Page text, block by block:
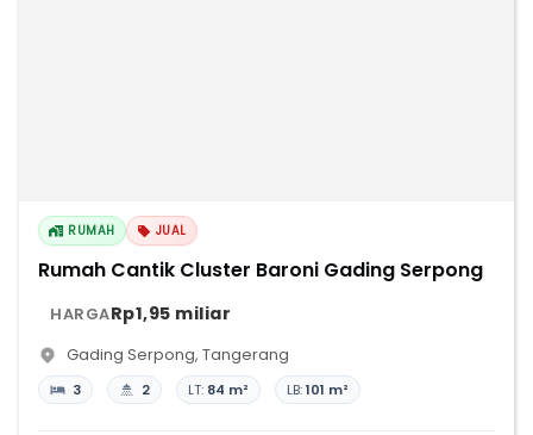
RUMAH JUAL
Rumah Cantik Cluster Baroni Gading Serpong
HARGARp1,95 miliar
Gading Serpong, Tangerang
3 2 LT: 84 m² LB:101 m²